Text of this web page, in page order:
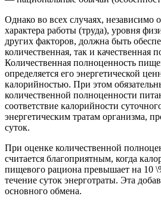
Однако во всех случаях, независимо
характера работы (труда), уровня
других факторов, должна быть
количественная, так и качественная
Количественная полноценность
определяется его энергетической
калорийностью. При этом
количественной полноценности
соответствие калорийности
энергетическим тратам организма,
суток.
При оценке количественной
считается благоприятным, когда
пищевого рациона превышает на 10
течение суток энерготраты. Эта
основного обмена.